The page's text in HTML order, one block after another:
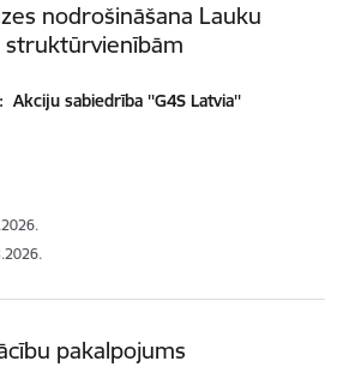
nodrošināšana Lauku
struktūrvienībām
Akciju sabiedrība ''G4S Latvia''
pakalpojums